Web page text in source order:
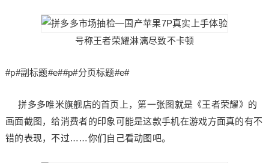
号称王者荣耀淋漓尽致不卡顿
#p#副标题#e##p#分页标题#e#
拼多多唯米旗舰店的首页上，第一张图就是《王者荣耀》的
画面截图，给消费者的印象可能是这款手机在游戏方面真的有不
错的表现，不过……你们自己看动图吧。